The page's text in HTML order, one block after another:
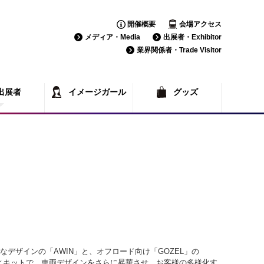
開催概要
会場アクセス
メディア・Media
出展者・Exhibitor
業界関係者・Trade Visitor
展者
覧
イメージガール グッズ
デザインの「AWIN」と、オフロード向け「GOZEL」の